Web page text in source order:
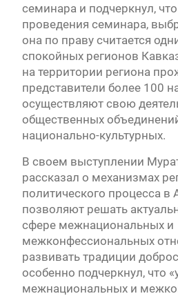
семинара и подчеркнул,
проведения семинара,
она по праву считается
спокойных регионов
на территории региона
представители более 100
осуществляют свою
общественных
национально-культурных.
В своем выступлении
рассказал о механизмах
политического процесса в
позволяют решать
сфере межнациональных и
межконфессиональных
развивать традиции
особенно подчеркнул, что
межнациональных и